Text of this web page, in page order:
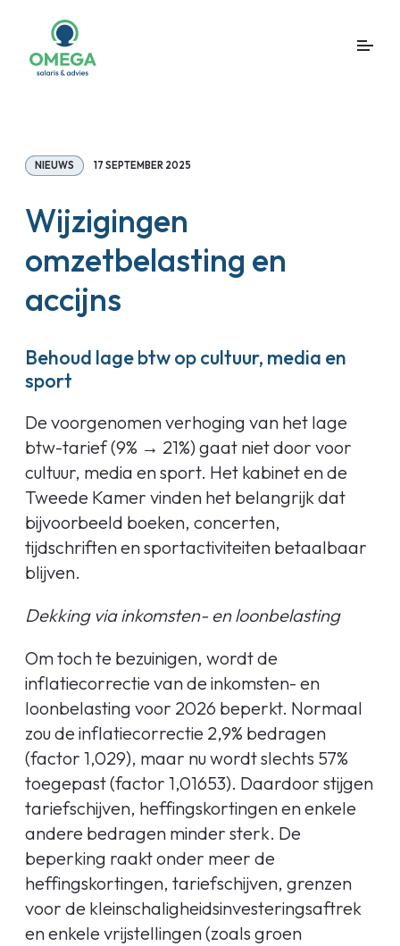
NIEUWS 17 SEPTEMBER 2025
Wijzigingen
omzetbelasting en
accijns
Behoud lage btw op cultuur, media en
sport
De voorgenomen verhoging van het lage
btw-tarief (9% → 21%) gaat niet door voor
cultuur, media en sport. Het kabinet en de
Tweede Kamer vinden het belangrijk dat
bijvoorbeeld boeken, concerten,
tijdschriften en sportactiviteiten betaalbaar
blijven.
Dekking via inkomsten- en loonbelasting
Om toch te bezuinigen, wordt de
inflatiecorrectie van de inkomsten- en
loonbelasting voor 2026 beperkt. Normaal
zou de inflatiecorrectie 2,9% bedragen
(factor 1,029), maar nu wordt slechts 57%
toegepast (factor 1,01653). Daardoor stijgen
tariefschijven, heffingskortingen en enkele
andere bedragen minder sterk. De
beperking raakt onder meer de
heffingskortingen, tariefschijven, grenzen
voor de kleinschaligheidsinvesteringsaftrek
en enkele vrijstellingen (zoals groen